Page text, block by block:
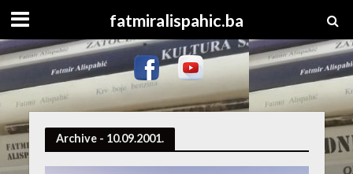
fatmiralispahic.ba
Archive - 10.09.2001.